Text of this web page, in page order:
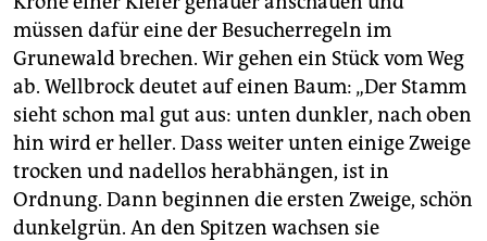
müssen dafür eine der Besucherregeln im
Grunewald brechen. Wir gehen ein Stück vom Weg
ab. Wellbrock deutet auf einen Baum: „Der Stamm
sieht schon mal gut aus: unten dunkler, nach oben
hin wird er heller. Dass weiter unten einige Zweige
trocken und nadellos herabhängen, ist in
Ordnung. Dann beginnen die ersten Zweige, schön
dunkelgrün. An den Spitzen wachsen sie